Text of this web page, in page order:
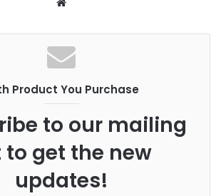
b
s
i
t
e
Product You Purchase
to our mailing
to get the new
updates!